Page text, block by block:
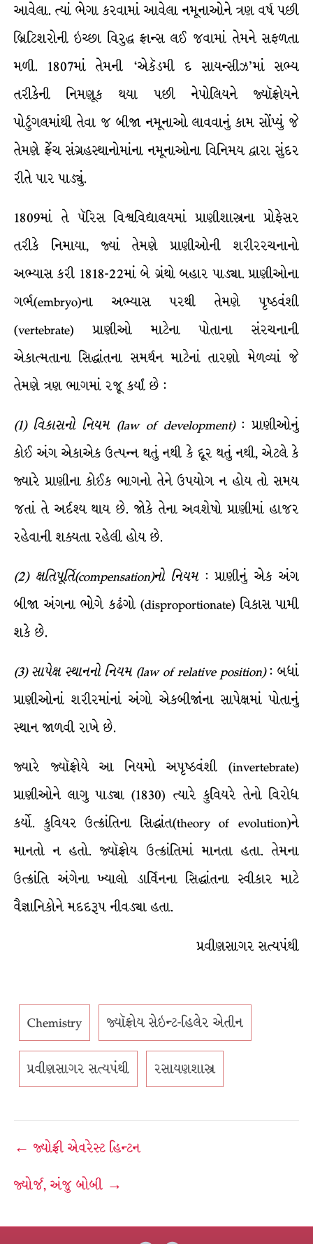
આવેલા. ત્યાં ભેગા કરવામાં આવેલા નમૂનાઓને ત્રણ વર્ષ પછી
બ્રિટિશરોની ઇચ્છા વિરુદ્ધ ફ્રાન્સ લઈ જવામાં તેમને સફળતા
મળી. 1807માં તેમની ‘એકૅડમી દ સાયન્સીઝ’માં સભ્ય
તરીકેની નિમણૂક થયા પછી નેપોલિયને જ્યૉફ્રોયને
પોર્ટુગલમાંથી તેવા જ બીજા નમૂનાઓ લાવવાનું કામ સોંપ્યું જે
તેમણે ફ્રેંચ સંગ્રહસ્થાનોમાંના નમૂનાઓના વિનિમય દ્વારા સુંદર
રીતે પાર પાડ્યું.
1809માં તે પૅરિસ વિશ્વવિદ્યાલયમાં પ્રાણીશાસ્ત્રના પ્રોફેસર
તરીકે નિમાયા, જ્યાં તેમણે પ્રાણીઓની શરીરરચનાનો
અભ્યાસ કરી 1818-22માં બે ગ્રંથો બહાર પાડ્યા. પ્રાણીઓના
ગર્ભ(embryo)ના અભ્યાસ પરથી તેમણે પૃષ્ઠવંશી
(vertebrate) પ્રાણીઓ માટેના પોતાના સંરચનાની
એકાત્મતાના સિદ્ધાંતના સમર્થન માટેનાં તારણો મેળવ્યાં જે
તેમણે ત્રણ ભાગમાં રજૂ કર્યાં છે :
(1) વિકાસનો નિયમ (law of development): પ્રાણીઓનું
કોઈ અંગ એકાએક ઉત્પન્ન થતું નથી કે દૂર થતું નથી, એટલે કે
જ્યારે પ્રાણીના કોઈક ભાગનો તેને ઉપયોગ ન હોય તો સમય
જતાં તે અર્દશ્ય થાય છે. જોકે તેના અવશેષો પ્રાણીમાં હાજર
રહેવાની શક્યતા રહેલી હોય છે.
(2) ક્ષતિપૂર્તિ(compensation)નો નિયમ : પ્રાણીનું એક અંગ
બીજા અંગના ભોગે કઢંગો (disproportionate) વિકાસ પામી
શકે છે.
(3)સાપેક્ષ સ્થાનનો નિયમ (law of relative position): બધાં
પ્રાણીઓનાં શરીરમાંનાં અંગો એકબીજાંના સાપેક્ષમાં પોતાનું
સ્થાન જાળવી રાખે છે.
જ્યારે જ્યૉફ્રોયે આ નિયમો અપૃષ્ઠવંશી (invertebrate)
પ્રાણીઓને લાગુ પાડ્યા (1830) ત્યારે કુવિયરે તેનો વિરોધ
કર્યો. કુવિયર ઉત્ક્રાંતિના સિદ્ધાંત(theory of evolution)ને
માનતો ન હતો. જ્યૉફ્રોય ઉત્ક્રાંતિમાં માનતા હતા. તેમના
ઉત્ક્રાંતિ અંગેના ખ્યાલો ડાર્વિનના સિદ્ધાંતના સ્વીકાર માટે
વૈજ્ઞાનિકોને મદદરૂપ નીવડ્યા હતા.
પ્રવીણસાગર સત્યપંથી
Chemistry જ્યૉફ્રોય સેઇન્ટ-હિલેર એતીન
પ્રવીણસાગર સત્યપંથી રસાયણશાસ્ત્ર
Post
navigation
← જ્યોફ્રી એવરેસ્ટ હિન્ટન
જ્યોર્જ, અંજુ બોબી →